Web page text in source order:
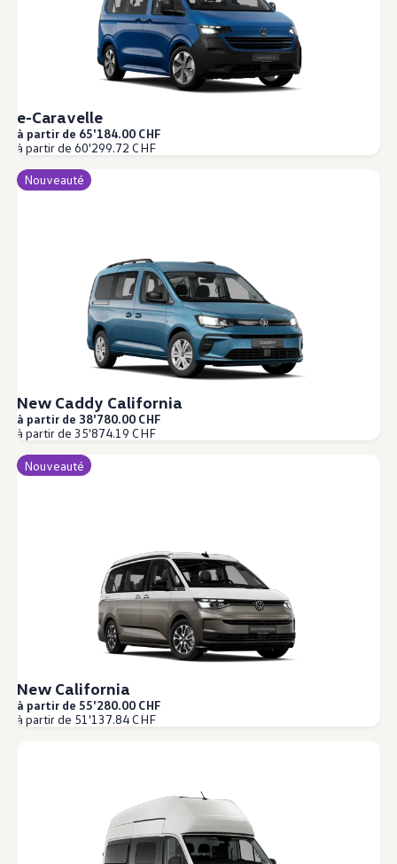
e-Caravelle
à partir de 65'184.00 CHF
à partir de 60'299.72 CHF
Nouveauté
New Caddy California
à partir de 38'780.00 CHF
à partir de 35'874.19 CHF
Nouveauté
New California
à partir de 55'280.00 CHF
à partir de 51'137.84 CHF